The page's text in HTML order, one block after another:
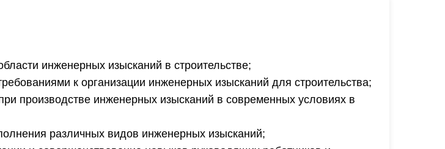
инженерных изысканий в строительстве;
к организации инженерных изысканий для строительства;
производстве инженерных изысканий в современных условиях в
различных видов инженерных изысканий;